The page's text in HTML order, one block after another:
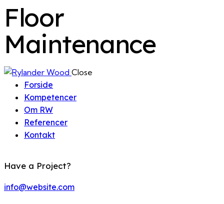
Floor
Maintenance
Close
Forside
Kompetencer
Om RW
Referencer
Kontakt
Have a Project?
info@website.com